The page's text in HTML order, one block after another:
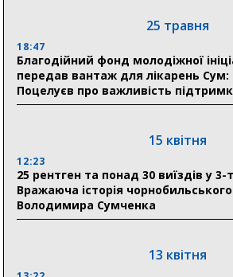
31 липня
21:01
До 19 400 гривень на паливо:
Сумщини пояснив, як отримати
Пенсійному фонді Сумщини
людям
25 травня
18:47
Благодійний фонд молодіжної
передав вантаж для лікарень
Поцелуєв про важливість
15 квітня
12:23
25 рентген та понад 30 виїздів у 3-
Вражаюча історія чорнобильського
Володимира Сумченка
13 квітня